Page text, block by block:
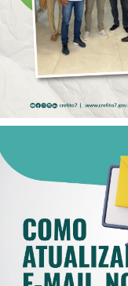
COMO
SEU E-